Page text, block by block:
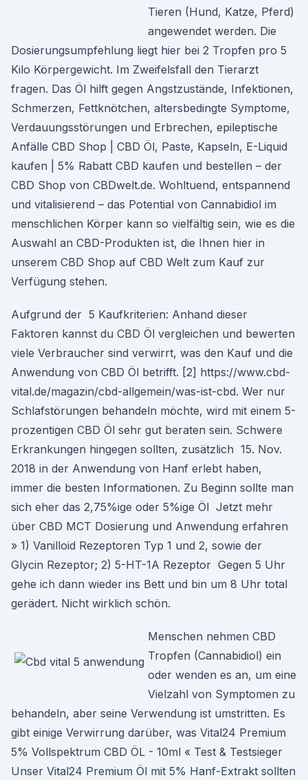
Tieren (Hund, Katze, Pferd)
angewendet werden. Die
Dosierungsumpfehlung liegt hier bei 2 Tropfen pro 5
Kilo Körpergewicht. Im Zweifelsfall den Tierarzt
fragen. Das Öl hilft gegen Angstzustände, Infektionen,
Schmerzen, Fettknötchen, altersbedingte Symptome,
Verdauungsstörungen und Erbrechen, epileptische
Anfälle CBD Shop | CBD Öl, Paste, Kapseln, E-Liquid
kaufen | 5% Rabatt CBD kaufen und bestellen – der
CBD Shop von CBDwelt.de. Wohltuend, entspannend
und vitalisierend – das Potential von Cannabidiol im
menschlichen Körper kann so vielfältig sein, wie es die
Auswahl an CBD-Produkten ist, die Ihnen hier in
unserem CBD Shop auf CBD Welt zum Kauf zur
Verfügung stehen.
Aufgrund der 5 Kaufkriterien: Anhand dieser
Faktoren kannst du CBD Öl vergleichen und bewerten
viele Verbraucher sind verwirrt, was den Kauf und die
Anwendung von CBD Öl betrifft. [2] https://www.cbd-
vital.de/magazin/cbd-allgemein/was-ist-cbd. Wer nur
Schlafstörungen behandeln möchte, wird mit einem 5-
prozentigen CBD Öl sehr gut beraten sein. Schwere
Erkrankungen hingegen sollten, zusätzlich 15. Nov.
2018 in der Anwendung von Hanf erlebt haben,
immer die besten Informationen. Zu Beginn sollte man
sich eher das 2,75%ige oder 5%ige Öl Jetzt mehr
über CBD MCT Dosierung und Anwendung erfahren
» 1) Vanilloid Rezeptoren Typ 1 und 2, sowie der
Glycin Rezeptor; 2) 5-HT-1A Rezeptor Gegen 5 Uhr
gehe ich dann wieder ins Bett und bin um 8 Uhr total
gerädert. Nicht wirklich schön.
Menschen nehmen CBD
Tropfen (Cannabidiol) ein
oder wenden es an, um eine
Vielzahl von Symptomen zu
behandeln, aber seine Verwendung ist umstritten. Es
gibt einige Verwirrung darüber, was Vital24 Premium
5% Vollspektrum CBD ÖL - 10ml « Test & Testsieger
Unser Vital24 Premium Öl mit 5% Hanf-Extrakt sollten